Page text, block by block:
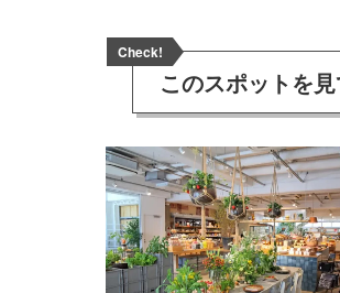
Check!
このスポットを